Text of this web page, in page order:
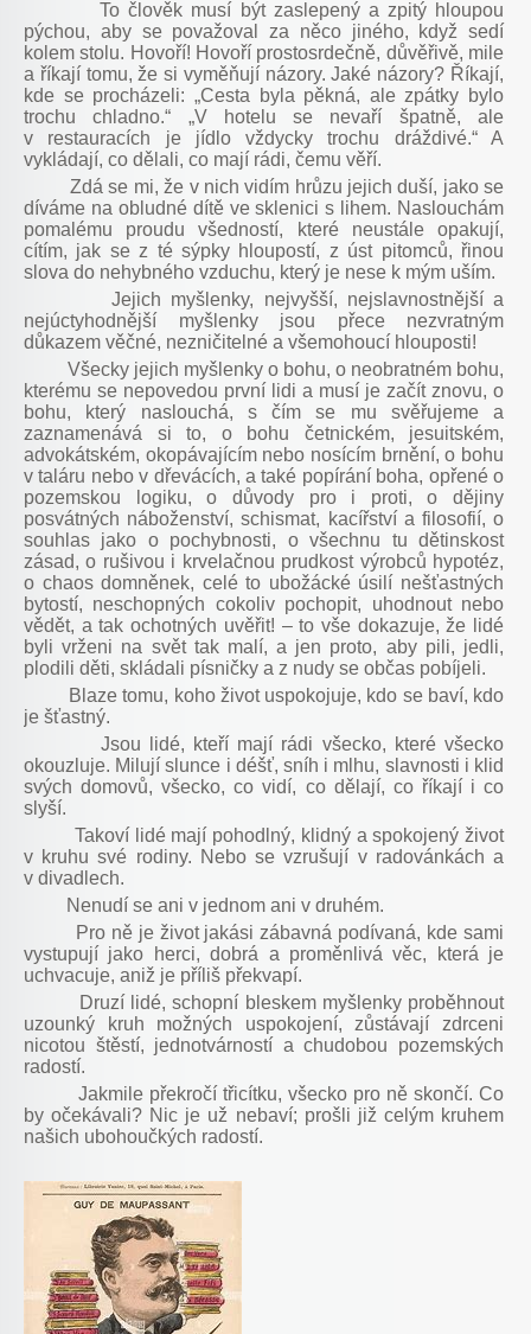
To člověk musí být zaslepený a zpitý hloupou
pýchou, aby se považoval za něco jiného, když sedí
kolem stolu. Hovoří! Hovoří prostosrdečně, důvěřivě, mile
a říkají tomu, že si vyměňují názory. Jaké názory? Říkají,
kde se procházeli: „Cesta byla pěkná, ale zpátky bylo
trochu chladno.“ „V hotelu se nevaří špatně, ale
v restauracích je jídlo vždycky trochu dráždivé.“ A
vykládají, co dělali, co mají rádi, čemu věří.
Zdá se mi, že v nich vidím hrůzu jejich duší, jako se
díváme na obludné dítě ve sklenici s lihem. Naslouchám
pomalému proudu všedností, které neustále opakují,
cítím, jak se z té sýpky hloupostí, z úst pitomců, řinou
slova do nehybného vzduchu, který je nese k mým uším.
Jejich myšlenky, nejvyšší, nejslavnostnější a
nejúctyhodnější myšlenky jsou přece nezvratným
důkazem věčné, nezničitelné a všemohoucí hlouposti!
Všecky jejich myšlenky o bohu, o neobratném bohu,
kterému se nepovedou první lidi a musí je začít znovu, o
bohu, který naslouchá, s čím se mu svěřujeme a
zaznamenává si to, o bohu četnickém, jesuitském,
advokátském, okopávajícím nebo nosícím brnění, o bohu
v taláru nebo v dřevácích, a také popírání boha, opřené o
pozemskou logiku, o důvody pro i proti, o dějiny
posvátných náboženství, schismat, kacířství a filosofií, o
souhlas jako o pochybnosti, o všechnu tu dětinskost
zásad, o rušivou i krvelačnou prudkost výrobců hypotéz,
o chaos domněnek, celé to ubožácké úsilí nešťastných
bytostí, neschopných cokoliv pochopit, uhodnout nebo
vědět, a tak ochotných uvěřit! – to vše dokazuje, že lidé
byli vrženi na svět tak malí, a jen proto, aby pili, jedli,
plodili děti, skládali písničky a z nudy se občas pobíjeli.
Blaze tomu, koho život uspokojuje, kdo se baví, kdo
je šťastný.
Jsou lidé, kteří mají rádi všecko, které všecko
okouzluje. Milují slunce i déšť, sníh i mlhu, slavnosti i klid
svých domovů, všecko, co vidí, co dělají, co říkají i co
slyší.
Takoví lidé mají pohodlný, klidný a spokojený život
v kruhu své rodiny. Nebo se vzrušují v radovánkách a
v divadlech.
Nenudí se ani v jednom ani v druhém.
Pro ně je život jakási zábavná podívaná, kde sami
vystupují jako herci, dobrá a proměnlivá věc, která je
uchvacuje, aniž je příliš překvapí.
Druzí lidé, schopní bleskem myšlenky proběhnout
uzounký kruh možných uspokojení, zůstávají zdrceni
nicotou štěstí, jednotvárností a chudobou pozemských
radostí.
Jakmile překročí třicítku, všecko pro ně skončí. Co
by očekávali? Nic je už nebaví; prošli již celým kruhem
našich ubohoučkých radostí.